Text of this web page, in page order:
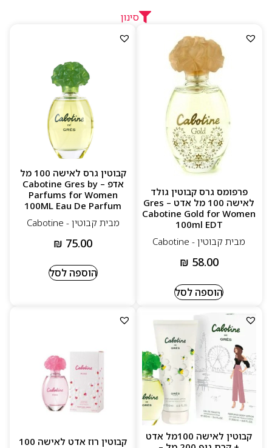
ניחוח נשי, רענן ומלא קסם לשימוש יומיומי או לאירועים
מיוחדים.
סינון
פרפומס גרס קבוטין גולד
לאישה 100 מל אדט – Gres
Cabotine Gold for Women
100ml EDT
מבית קבוטין - Cabotine
₪ 58.00
הוספה לסל
קבוטין גרס לאישה 100 מל
אדפ – Cabotine Gres by
Parfums for Women
100ML Eau De Parfum
מבית קבוטין - Cabotine
₪ 75.00
הוספה לסל
קבוטין לאישה 100מל אדט
קבוטין רוז אדט לאישה 100